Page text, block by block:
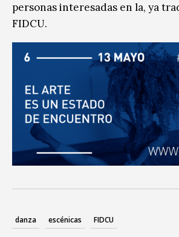
personas interesadas en la, ya
FIDCU.
danza escénicas FIDCU